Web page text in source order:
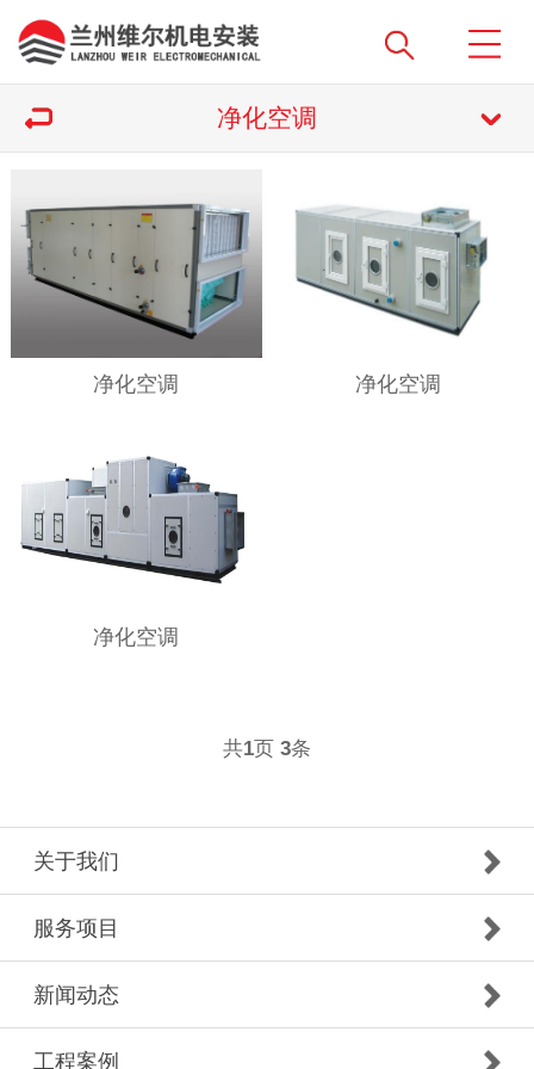
净化空调
净化空调 净化空调
净化空调
共1页 3条
关于我们
服务项目
新闻动态
工程案例